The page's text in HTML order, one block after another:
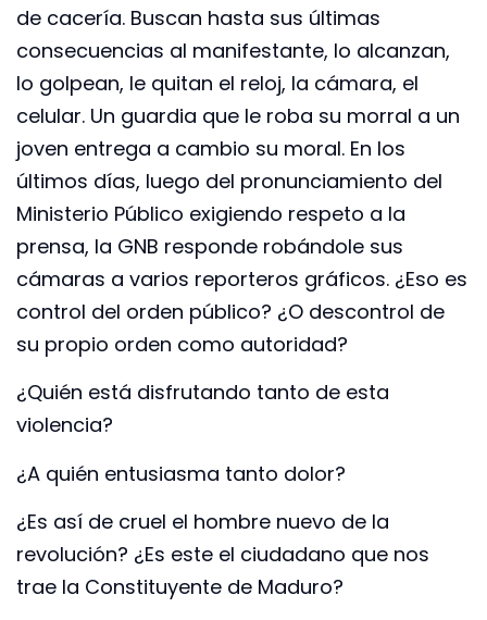
de cacería. Buscan hasta sus últimas
consecuencias al manifestante, lo alcanzan,
lo golpean, le quitan el reloj, la cámara, el
celular. Un guardia que le roba su morral a un
joven entrega a cambio su moral. En los
últimos días, luego del pronunciamiento del
Ministerio Público exigiendo respeto a la
prensa, la GNB responde robándole sus
cámaras a varios reporteros gráficos. ¿Eso es
control del orden público? ¿O descontrol de
su propio orden como autoridad?
¿Quién está disfrutando tanto de esta
violencia?
¿A quién entusiasma tanto dolor?
¿Es así de cruel el hombre nuevo de la
revolución? ¿Es este el ciudadano que nos
trae la Constituyente de Maduro?